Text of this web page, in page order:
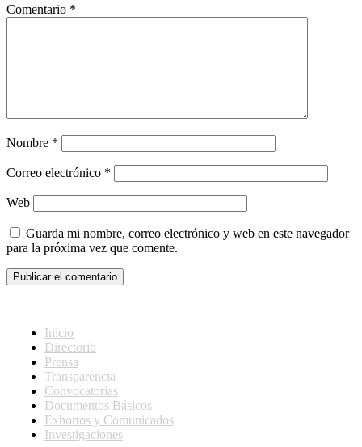
Comentario *
Nombre *
Correo electrónico *
Web
Guarda mi nombre, correo electrónico y web en este navegador
para la próxima vez que comente.
Inicio
Directorio
Prensa
Transparencia
Convocatorias
Documentos Básicos
Exhortos y Comunicados
Investigaciones